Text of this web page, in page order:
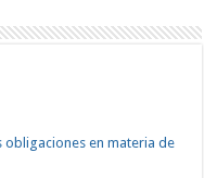
obligaciones en materia de